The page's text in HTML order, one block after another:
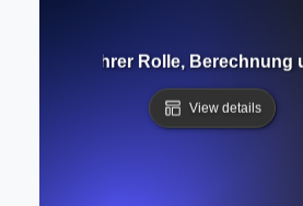
ihrer Rolle,
View details